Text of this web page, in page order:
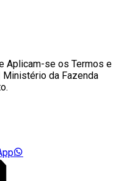
Aplicam-se os Termos e
da Fazenda